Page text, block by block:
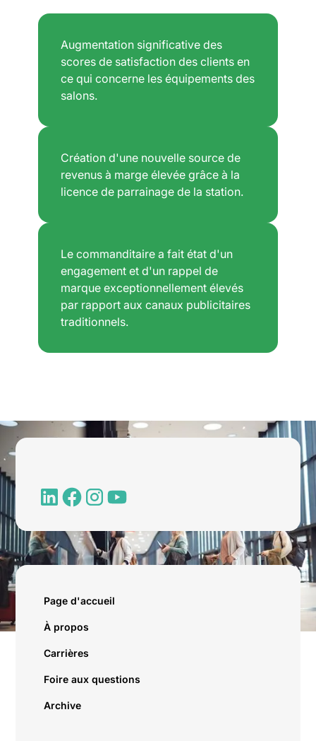
Augmentation significative des
scores de satisfaction des clients en
ce qui concerne les équipements des
salons.
Création d'une nouvelle source de
revenus à marge élevée grâce à la
licence de parrainage de la station.
Le commanditaire a fait état d'un
engagement et d'un rappel de
marque exceptionnellement élevés
par rapport aux canaux publicitaires
traditionnels.
Page d'accueil
À propos
Carrières
Foire aux questions
Archive